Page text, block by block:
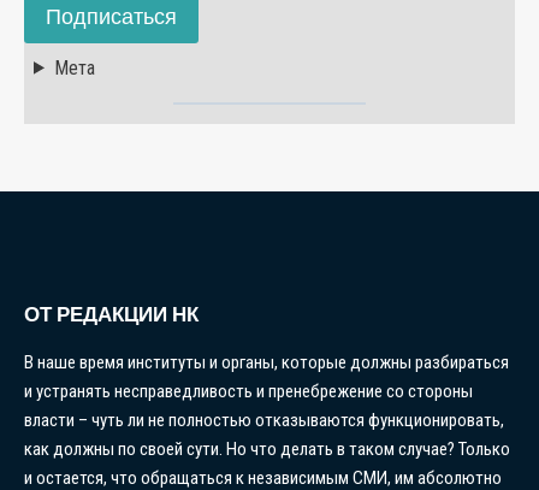
Подписаться
Мета
ОТ РЕДАКЦИИ НК
В наше время институты и органы, которые должны разбираться
и устранять несправедливость и пренебрежение со стороны
власти – чуть ли не полностью отказываются функционировать,
как должны по своей сути. Но что делать в таком случае? Только
и остается, что обращаться к независимым СМИ, им абсолютно